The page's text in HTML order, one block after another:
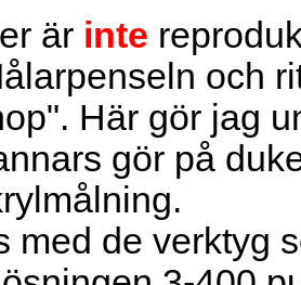
är inte
och
Här gör jag
gör på
med de verktyg